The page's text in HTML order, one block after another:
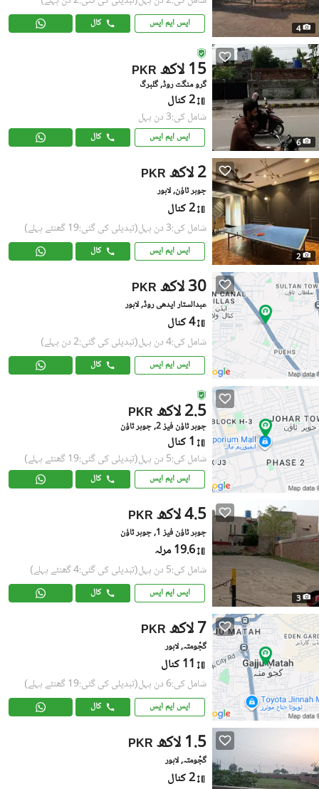
4 ایس ایم ایس کال
6
PKR 15 لاکھ
گرو منگت روڈ, گلبرگ
2 کنال
شامل کی:3 دن پہل
ایس ایم ایس کال
2
PKR 2 لاکھ
جوہر ٹاؤن, لاہور
2 کنال
شامل کی:3 دن پہل (تبدیلی کی گئی:19 گھنٹے پہلے)
ایس ایم ایس کال
PKR 30 لاکھ
عبدالستار ایدھی روڈ, لاہور
4 کنال
شامل کی:4 دن پہل (تبدیلی کی گئی:2 دن پہلے)
ایس ایم ایس کال
PKR 2.5 لاکھ
جوہر ٹاؤن فیز 2, جوہر ٹاؤن
1 کنال
شامل کی:5 دن پہل (تبدیلی کی گئی:19 گھنٹے پہلے)
ایس ایم ایس کال
3
PKR 4.5 لاکھ
جوہر ٹاؤن فیز 1, جوہر ٹاؤن
19.6 مرلہ
شامل کی:5 دن پہل (تبدیلی کی گئی:4 گھنٹے پہلے)
ایس ایم ایس کال
PKR 7 لاکھ
گجّومتہ, لاہور
11 کنال
شامل کی:6 دن پہل (تبدیلی کی گئی:19 گھنٹے پہلے)
ایس ایم ایس کال
PKR 1.5 لاکھ
گجّومتہ, لاہور
2 کنال